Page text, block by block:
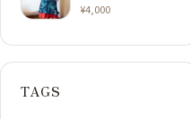
¥4,000
TAGS